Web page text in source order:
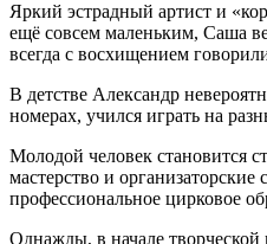
Яркий эстрадный артист и
ещё совсем маленьким, Саша
всегда с восхищением
В детстве Александр
номерах, учился играть на
Молодой человек становится
мастерство и
профессиональное цирковое
Однажды, в начале творческой